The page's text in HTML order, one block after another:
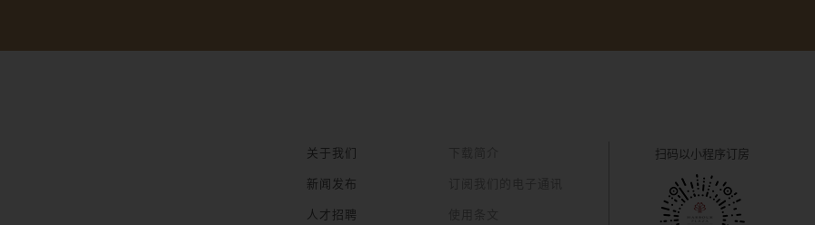
关于我们
新闻发布
人才招聘
扫码以小程序订房